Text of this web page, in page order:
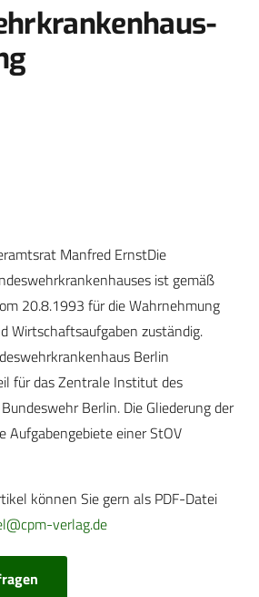
Manfred ErnstDie
ist gemäß
20.8.1993 für die Wahrnehmung
Wirtschaftsaufgaben zuständig.
Berlin
für das Zentrale Institut des
Berlin. Die Gliederung der
Aufgabengebiete einer StOV
können Sie gern als PDF-Datei
verlag.de